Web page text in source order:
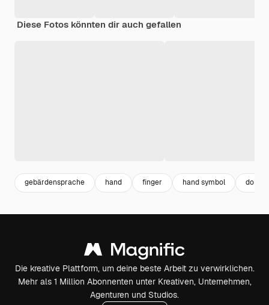
Diese Fotos könnten dir auch gefallen
gebärdensprache hand finger hand symbol
Die kreative Plattform, um deine beste Arbeit zu verwirklichen.
Mehr als 1 Million Abonnenten unter Kreativen, Unternehmen,
Agenturen und Studios.